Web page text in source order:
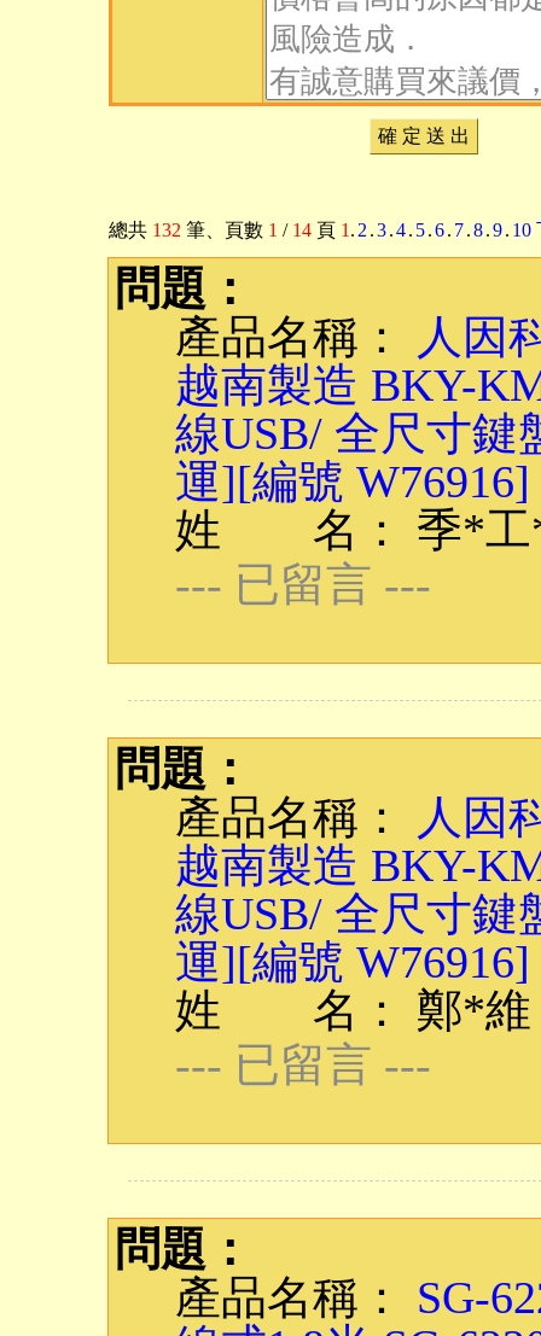
確 定 送 出
總共 132 筆 、頁數 1 / 14 頁 1 . 2 .3.4. 5.6. 7.8.9. 10
問題：
產品名稱：
人因
越南製造 BKY-
線USB/ 全尺寸鍵
運][編號 W76916]
姓 名： 季*工
--- 已留言 ---
問題：
產品名稱：
人因
越南製造 BKY-
線USB/ 全尺寸鍵
運][編號 W76916]
姓 名： 鄭*維
--- 已留言 ---
問題：
產品名稱： SG-